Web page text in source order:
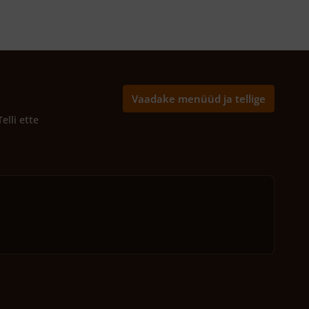
ette
Vaadake menüüd ja tellige